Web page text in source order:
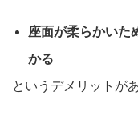
座面が柔らかいた
かる
というデメリットが